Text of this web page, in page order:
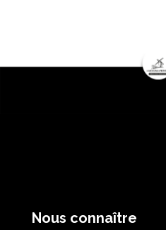
Nous connaître